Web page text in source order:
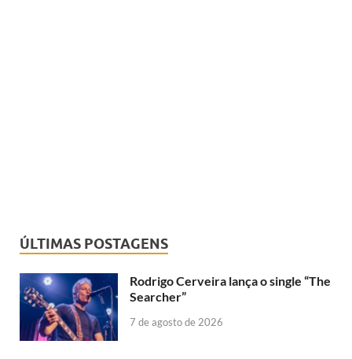
ÚLTIMAS POSTAGENS
Rodrigo Cerveira lança o single “The
Searcher”
7 de agosto de 2026